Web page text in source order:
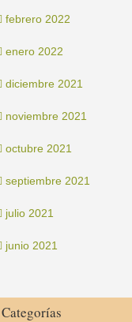
febrero 2022
enero 2022
diciembre 2021
noviembre 2021
octubre 2021
septiembre 2021
julio 2021
junio 2021
Categorías